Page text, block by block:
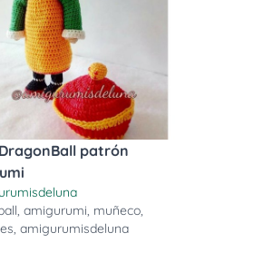
patrón
, amigurumi, muñeco,
, amigurumisdeluna